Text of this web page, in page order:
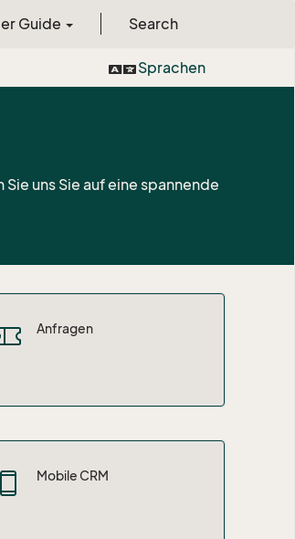
Guide Search
Sprachen
uns Sie auf eine spannende
Anfragen
Mobile CRM